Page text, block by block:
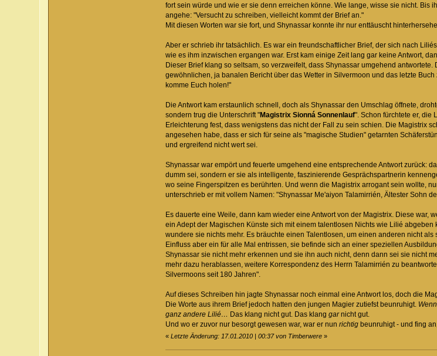
fort sein würde und wie er sie denn erreichen könne. Wie lange, wisse sie nicht.
angehe: "Versucht zu schreiben, vielleicht kommt der Brief an."
Mit diesen Worten war sie fort, und Shynassar konnte ihr nur enttäuscht
Aber er schrieb ihr tatsächlich. Es war ein freundschaftlicher Brief, der sich nach
wie es ihm inzwischen ergangen war. Erst kam einige Zeit lang gar keine Antwort,
Dieser Brief klang so seltsam, so verzweifelt, dass Shynassar umgehend
gewöhnlichen, ja banalen Bericht über das Wetter in Silvermoon und das letzte
komme Euch holen!"
Die Antwort kam erstaunlich schnell, doch als Shynassar den Umschlag öffnete,
sondern trug die Unterschrift "Magistrix Sionná Sonnenlauf". Schon fürchtete er, die
Erleichterung fest, dass wenigstens das nicht der Fall zu sein schien. Die Magistrix
angesehen habe, dass er sich für seine als "magische Studien" getarnten
und ergreifend nicht wert sei.
Shynassar war empört und feuerte umgehend eine entsprechende Antwort zurück:
dumm sei, sondern er sie als intelligente, faszinierende Gesprächspartnerin
wo seine Fingerspitzen es berührten. Und wenn die Magistrix arrogant sein wollte,
unterschrieb er mit vollem Namen: "Shynassar Me'aiyon Talamirrién, Ältester Sohn
Es dauerte eine Weile, dann kam wieder eine Antwort von der Magistrix. Diese
ein Adept der Magischen Künste sich mit einem talentlosen Nichts wie Lilié
wundere sie nichts mehr. Es bräuchte einen Talentlosen, um einen anderen nicht
Einfluss aber ein für alle Mal entrissen, sie befinde sich an einer speziellen
Shynassar sie nicht mehr erkennen und sie ihn auch nicht, denn dann sei sie nicht
mehr dazu herablassen, weitere Korrespondenz des Herrn Talamirrién zu
Silvermoons seit 180 Jahren".
Auf dieses Schreiben hin jagte Shynassar noch einmal eine Antwort los, doch die
Die Worte aus ihrem Brief jedoch hatten den jungen Magier zutiefst beunruhigt.
ganz andere Lilié… Das klang nicht gut. Das klang garnicht gut.
Und wo er zuvor nur besorgt gewesen war, war er nun richtigbeunruhigt - und fing
« Letzte Änderung: 17.01.2010 | 00:37 von Timberwere»